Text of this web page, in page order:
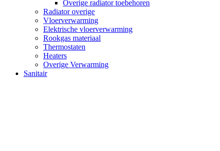
Overige radiator toebehoren
Radiator overige
Vloerverwarming
Elektrische vloerverwarming
Rookgas materiaal
Thermostaten
Heaters
Overige Verwarming
Sanitair